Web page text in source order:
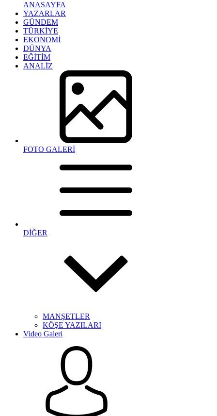
ANASAYFA
YAZARLAR
GÜNDEM
TÜRKİYE
EKONOMİ
DÜNYA
EĞİTİM
ANALİZ
FOTO GALERİ
DİĞER
MANŞETLER
KÖŞE YAZILARI
Video Galeri